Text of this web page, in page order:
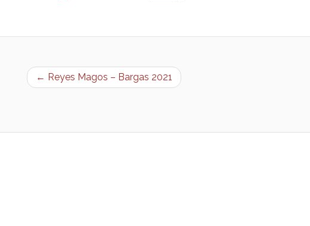
← Reyes Magos – Bargas 2021